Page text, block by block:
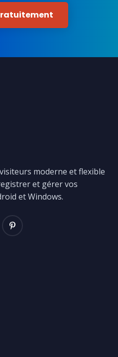
moderne et flexible
et gérer vos
et Windows.